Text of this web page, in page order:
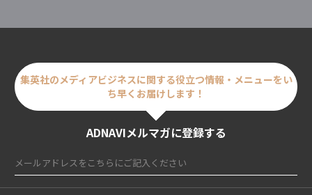
集英社のメディアビジネスに関する役立つ情報・メニューをい
ち早くお届けします！
ADNAVIメルマガに登録する